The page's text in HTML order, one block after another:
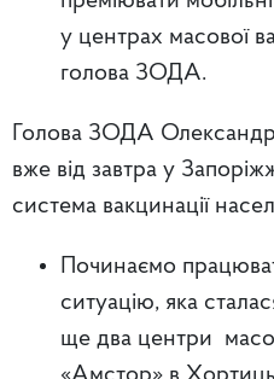
у центрах масової
голова ЗОДА.
Голова ЗОДА
вже від завтра у
система вакцинації
Починаємо
ситуацію, яка
ще два центри